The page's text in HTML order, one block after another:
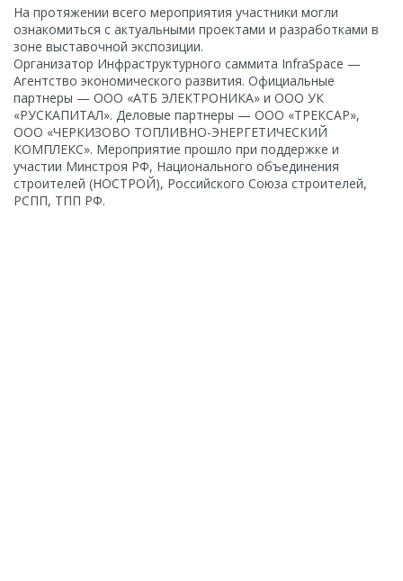
На протяжении всего мероприятия участники могли
ознакомиться с актуальными проектами и разработками в
зоне выставочной экспозиции.
Организатор Инфраструктурного саммита InfraSpace —
Агентство экономического развития. Официальные
партнеры — ООО «АТБ ЭЛЕКТРОНИКА» и ООО УК
«РУСКАПИТАЛ». Деловые партнеры — ООО «ТРЕКСАР»,
ООО «ЧЕРКИЗОВО ТОПЛИВНО-ЭНЕРГЕТИЧЕСКИЙ
КОМПЛЕКС». Мероприятие прошло при поддержке и
участии Минстроя РФ, Национального объединения
строителей (НОСТРОЙ), Российского Союза строителей,
РСПП, ТПП РФ.